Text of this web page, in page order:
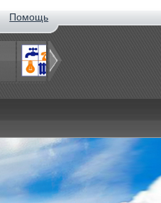
Помощь